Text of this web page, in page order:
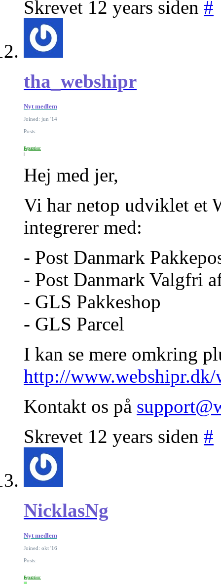
Skrevet 12 years siden #
tha_webshipr
Nyt medlem
Joined: jun '14
Posts:
Reputation:
Hej med jer,
Vi har netop udviklet et
integrerer med:
- Post Danmark
- Post Danmark Valgfri
- GLS Pakkeshop
- GLS Parcel
I kan se mere omkring
http://www.webshipr.dk/
Kontakt os på
Skrevet 12 years siden #
NicklasNg
Nyt medlem
Joined: okt '16
Posts:
Reputation: